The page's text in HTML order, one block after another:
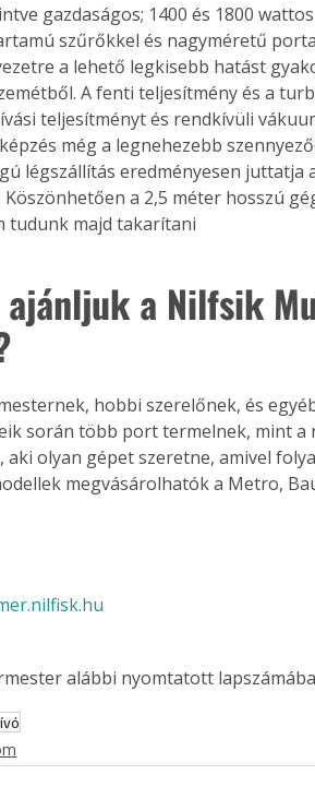
természet kincsei az
gazdaságos; 1400 és 1800
szűrőkkel és nagyméretű
a lehető legkisebb hatást
A fenti teljesítmény és a
teljesítményt és rendkívüli
még a legnehezebb
légszállítás eredményesen juttatja
a 2,5 méter hosszú
tudunk majd takarítani
a Nilfsik
hobbi szerelőnek, és
során több port termelnek, mint
aki olyan gépet szeretne, amivel
megvásárolhatók a Metro,
alábbi nyomtatott